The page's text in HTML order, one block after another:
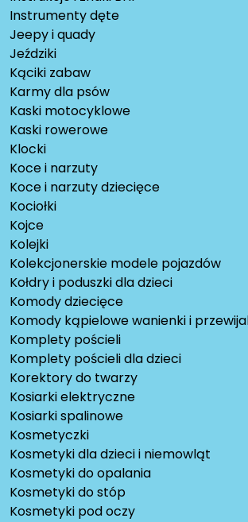
Instrumenty dęte
Jeepy i quady
Jeździki
Kąciki zabaw
Karmy dla psów
Kaski motocyklowe
Kaski rowerowe
Klocki
Koce i narzuty
Koce i narzuty dziecięce
Kociołki
Kojce
Kolejki
Kolekcjonerskie modele pojazdów
Kołdry i poduszki dla dzieci
Komody dziecięce
Komody kąpielowe wanienki i
Komplety pościeli
Komplety pościeli dla dzieci
Korektory do twarzy
Kosiarki elektryczne
Kosiarki spalinowe
Kosmetyczki
Kosmetyki dla dzieci i niemowląt
Kosmetyki do opalania
Kosmetyki do stóp
Kosmetyki pod oczy